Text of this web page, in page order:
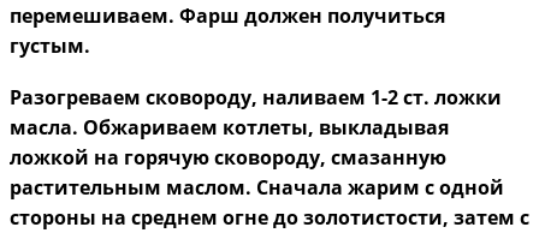
перемешиваем. Фарш должен получиться
густым.
Разогреваем сковороду, наливаем 1-2 ст. ложки
масла. Обжариваем котлеты, выкладывая
ложкой на горячую сковороду, смазанную
растительным маслом. Сначала жарим с одной
стороны на среднем огне до золотистости, затем с